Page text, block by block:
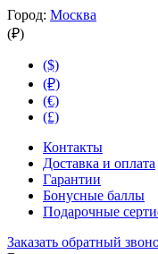
Город: Москва
(₽)
($)
(₽)
(€)
(£)
Контакты
Доставка и оплата
Гарантии
Бонусные баллы
Подарочные
Заказать обратный